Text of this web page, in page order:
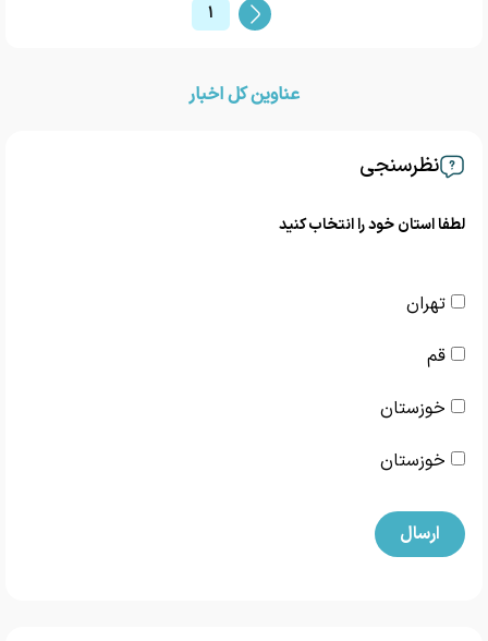
۱
عناوین کل اخبار
نظرسنجی
لطفا استان خود را انتخاب کنید
تهران
قم
خوزستان
خوزستان